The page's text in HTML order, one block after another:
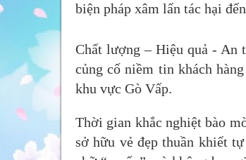
biện pháp xâm lấn tác hại
Chất lượng – Hiệu quả - An
củng cố niềm tin khách
khu vực Gò Vấp.
Thời gian khắc nghiệt bào
sở hữu vẻ đẹp thuần khiết